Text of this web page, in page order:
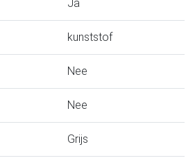
Ja
kunststof
Nee
Nee
Grijs